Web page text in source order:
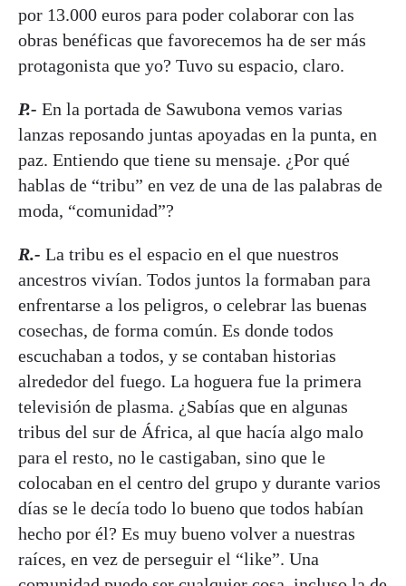
por 13.000 euros para poder colaborar con las
obras benéficas que favorecemos ha de ser más
protagonista que yo? Tuvo su espacio, claro.
P.- En la portada de Sawubona vemos varias
lanzas reposando juntas apoyadas en la punta, en
paz. Entiendo que tiene su mensaje. ¿Por qué
hablas de “tribu” en vez de una de las palabras de
moda, “comunidad”?
R.- La tribu es el espacio en el que nuestros
ancestros vivían. Todos juntos la formaban para
enfrentarse a los peligros, o celebrar las buenas
cosechas, de forma común. Es donde todos
escuchaban a todos, y se contaban historias
alrededor del fuego. La hoguera fue la primera
televisión de plasma. ¿Sabías que en algunas
tribus del sur de África, al que hacía algo malo
para el resto, no le castigaban, sino que le
colocaban en el centro del grupo y durante varios
días se le decía todo lo bueno que todos habían
hecho por él? Es muy bueno volver a nuestras
raíces, en vez de perseguir el “like”. Una